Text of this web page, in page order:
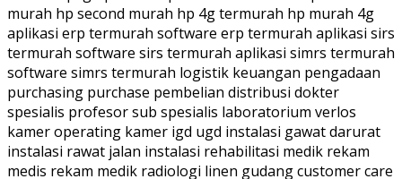
murah hp second murah hp 4g termurah hp murah 4g
aplikasi erp termurah software erp termurah aplikasi sirs
termurah software sirs termurah aplikasi simrs termurah
software simrs termurah logistik keuangan pengadaan
purchasing purchase pembelian distribusi dokter
spesialis profesor sub spesialis laboratorium verlos
kamer operating kamer igd ugd instalasi gawat darurat
instalasi rawat jalan instalasi rehabilitasi medik rekam
medis rekam medik radiologi linen gudang customer care